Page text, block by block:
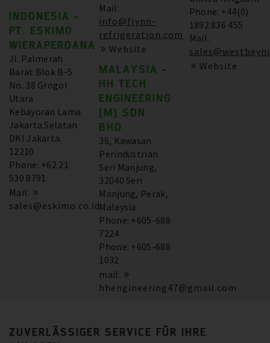
INDONESIA -
PT. ESKIMO
WIERAPERDANA
Jl. Palmerah
Barat Blok B-5
No. 38 Grogol
Utara
Kebayoran Lama
Jakarta Selatan
DKI Jakarta.
12210
Phone: +62 21
530 8791
Mail:
sales@eskimo.co.id
Mail:
info@flynn-
refrigeration.com
Website
MALAYSIA -
HH TECH
ENGINEERING
(M) SDN
BHD
36, Kawasan
Perindustrian
Seri Manjung,
32040 Seri
Manjung, Perak,
Malaysia
Phone: +605-688
7224
Phone: +605-688
1032
mail:
hhengineering47@gmail.com
Phone: +44(0)
1892 836 455
Mail:
Website
ZUVERLÄSSIGER SERVICE FÜR IHRE